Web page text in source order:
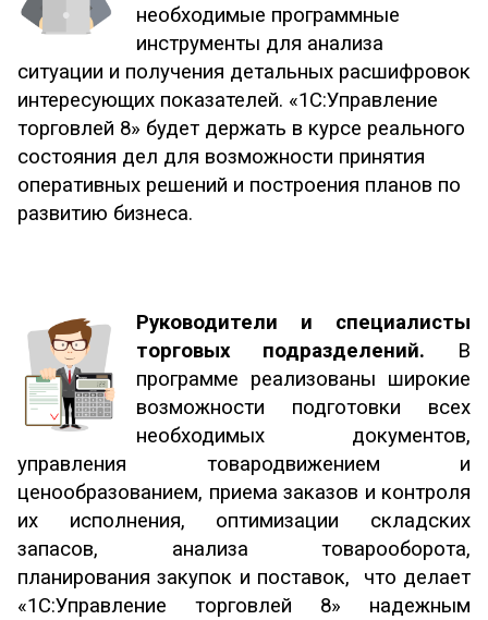
необходимые программные
инструменты для анализа
ситуации и получения детальных расшифровок
интересующих показателей. «1С:Управление
торговлей 8» будет держать в курсе реального
состояния дел для возможности принятия
оперативных решений и построения планов по
развитию бизнеса.
Руководители и специалисты
торговых подразделений. В
программе реализованы широкие
возможности подготовки всех
необходимых документов,
управления товародвижением и
ценообразованием, приема заказов и контроля
их исполнения, оптимизации складских
запасов, анализа товарооборота,
планирования закупок и поставок, что делает
«1С:Управление торговлей 8» надежным